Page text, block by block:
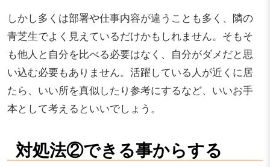
しかし多くは部署や仕事内容が違うことも多く、隣の
青芝生でよく見えているだけかもしれません。そもそ
も他人と自分を比べる必要はなく、自分がダメだと思
い込む必要もありません。活躍している人が近くに居
たら、いい所を真似したり参考にするなど、いいお手
本として考えるといいでしょう。
対処法②できる事からする